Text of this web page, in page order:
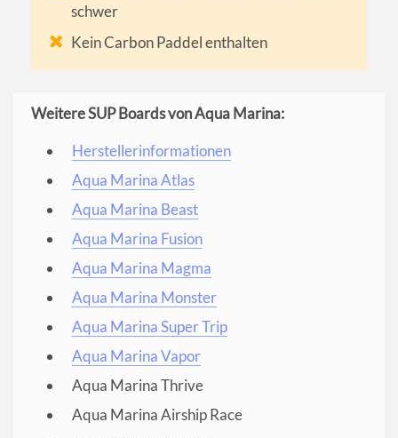
schwer
Kein Carbon Paddel enthalten
Weitere SUP Boards von Aqua Marina:
Herstellerinformationen
Aqua Marina Atlas
Aqua Marina Beast
Aqua Marina Fusion
Aqua Marina Magma
Aqua Marina Monster
Aqua Marina Super Trip
Aqua Marina Vapor
Aqua Marina Thrive
Aqua Marina Airship Race